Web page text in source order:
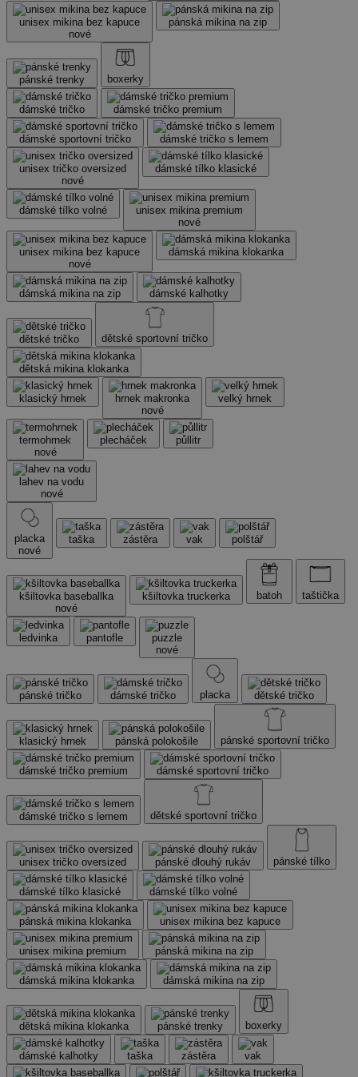
unisex mikina bez kapuce
nové
pánská mikina na zip
pánské trenky boxerky
dámské tričko dámské tričko premium
dámské sportovní tričko dámské tričko s lemem
unisex tričko oversized
nové
dámské tílko klasické
dámské tílko volné
unisex mikina premium
nové
unisex mikina bez kapuce
nové
dámská mikina klokanka
dámská mikina na zip dámské kalhotky
dětské tričko dětské sportovní tričko
dětská mikina klokanka
klasický hrnek
hrnek makronka
nové
velký hrnek
termohrnek
nové
plecháček půllitr
lahev na vodu
nové
placka
nové
taška zástěra vak polštář
kšiltovka baseballka
nové
kšiltovka truckerka batoh taštička
ledvinka pantofle
puzzle
nové
pánské tričko dámské tričko placka dětské tričko
klasický hrnek pánská polokošile pánské sportovní tričko
dámské tričko premium dámské sportovní tričko
dámské tričko s lemem dětské sportovní tričko
unisex tričko oversized pánské dlouhý rukáv pánské tílko
dámské tílko klasické dámské tílko volné
pánská mikina klokanka unisex mikina bez kapuce
unisex mikina premium pánská mikina na zip
dámská mikina klokanka dámská mikina na zip
dětská mikina klokanka pánské trenky boxerky
dámské kalhotky taška zástěra vak